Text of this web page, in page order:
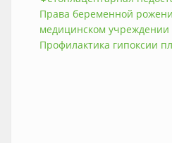
Права беременной
медицинском учреждении
Профилактика гипоксии